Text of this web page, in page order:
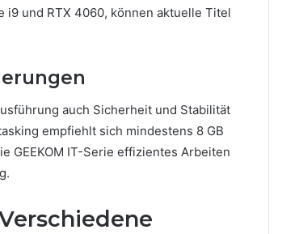
i9 und RTX 4060, können aktuelle Titel
auch Sicherheit und Stabilität
empfiehlt sich mindestens 8 GB
GEEKOM IT-Serie effizientes Arbeiten